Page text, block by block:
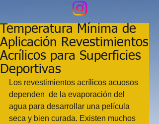
Temperatura Mínima de
Aplicación Revestimientos
Acrílicos para Superficies
Deportivas
Los revestimientos acrílicos acuosos
dependen  de la evaporación del
agua para desarrollar una película
seca y bien curada. Existen muchos